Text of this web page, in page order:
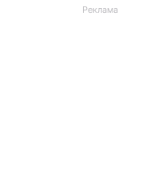
Реклама